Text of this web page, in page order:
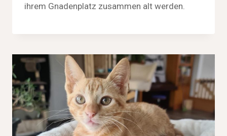
ihrem Gnadenplatz zusammen alt werden.